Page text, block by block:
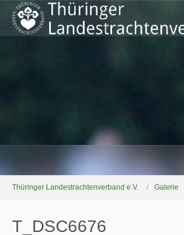
Thüringer Landestrachtenverband e.V. Galerie
T_DSC6676